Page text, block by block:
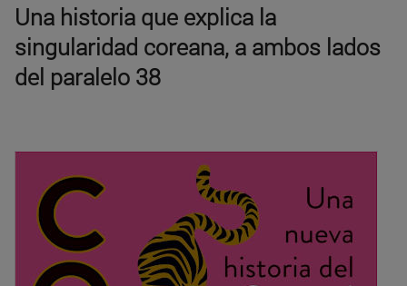
Una historia que explica la
singularidad coreana, a ambos lados
del paralelo 38